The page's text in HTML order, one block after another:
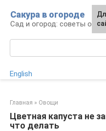
контенту
Сакура в огороде
Сад и огород: советы
English
Главная » Овощи
Цветная капуста не
что делать